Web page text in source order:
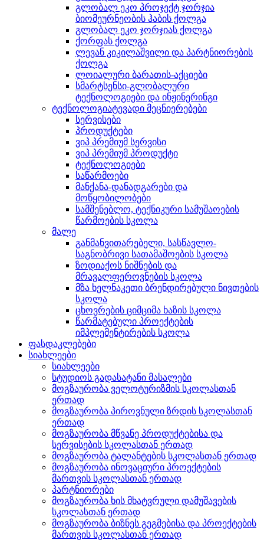
გლობალ ეკო პროჯექტ ჯორჯია
ბიომეურნეობის ჰაბის ქოლგა
გლობალ ეკო ჯორჯიას ქოლგა
ქორფას ქოლგა
ლევან კიკილაშვილი და პარტნიორების
ქოლგა
ლოიალური ბარათის-აქციები
სმარტსენსი-გლობალური
ტექნოლოგიები და ინჟინერინგი
ტექნოლოგიატევადი მეცნიერებები
სერვისები
პროდუქტები
ვიპ პრემიუმ სერვისი
ვიპ პრემიუმ პროდუქტი
ტექნოლოგიები
საწარმოები
მანქანა-დანადგარები და
მოწყობილობები
სამშენებლო, ტექნიკური სამუშაოების
წარმოების სკოლა
მალე
განმანვითარებელი, სასწავლო-
საგნობრივი სათამაშოების სკოლა
ზოდიაქოს ნიშნების და
მრავალფეროვნების სკოლა
მზა ხელნაკეთი ბრენდირებული ნივთების
სკოლა
ცხოვრების ციმციმა ხაზის სკოლა
წარმატებული პროექტების
იმპლემენტირების სკოლა
ფასდაკლებები
სიახლეები
სიახლეები
სტუდიოს გადასატანი მასალები
მოგზაურობა ველოტურიზმის სკოლასთან
ერთად
მოგზაურობა პიროვნული ზრდის სკოლასთან
ერთად
მოგზაურობა მწვანე პროდუქტებისა და
სერვისების სკოლასთან ერთად
მოგზაურობა ტალანტების სკოლასთან ერთად
მოგზაურობა ინოვაციური პროექტების
მართვის სკოლასთან ერთად
პარტნიორები
მოგზაურობა ხის მხატვრული დამუშავების
სკოლასთან ერთად
მოგზაურობა ბიზნეს გეგმებისა და პროექტების
მართვის სკოლასთან ერთად